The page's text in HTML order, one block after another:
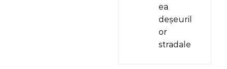
ea
deșeuril
or
stradale